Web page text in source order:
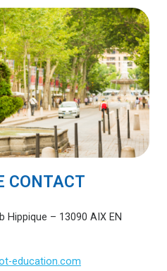
CONTACT
Hippique – 13090 AIX EN
education.com